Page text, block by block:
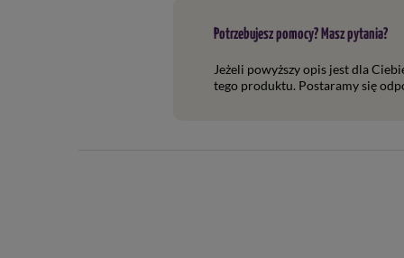
Potrzebujesz pomocy? Masz pytania?
Jeżeli powyższy opis jest dla
tego produktu. Postaramy się